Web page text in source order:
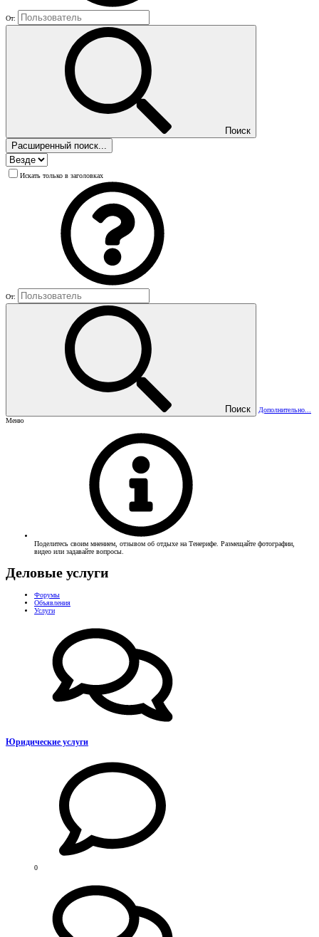
От:
Поиск
Расширенный поиск...
Искать только в заголовках
От:
Поиск
Дополнительно...
Меню
Поделитесь своим мнением, отзывом об отдыхе на Тенерифе. Размещайте фотографии,
видео или задавайте вопросы.
Деловые услуги
Форумы
Объявления
Услуги
Юридические услуги
0